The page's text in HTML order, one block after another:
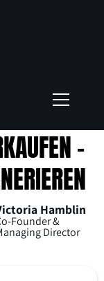
–
Hamblin
Founder &
Director